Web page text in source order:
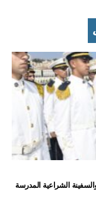
الشراعية المدرسة